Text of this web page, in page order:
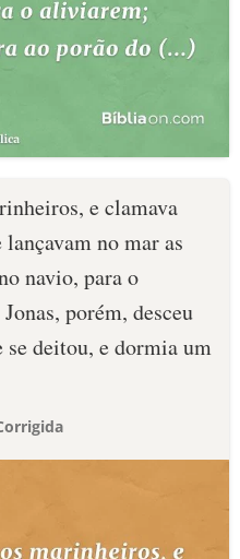
e clamava
lançavam no mar as
navio, para o
porém, desceu
se deitou, e dormia um